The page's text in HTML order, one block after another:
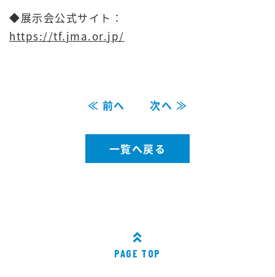
◆展示会公式サイト：
https://tf.jma.or.jp/
≪ 前へ 次へ ≫
一覧へ戻る
PAGE TOP